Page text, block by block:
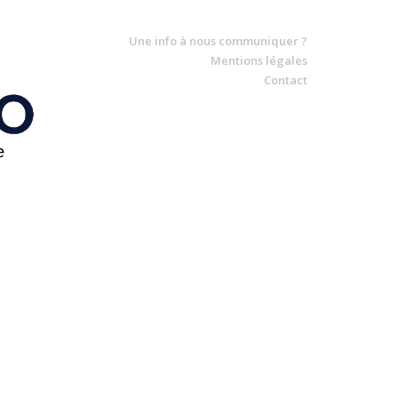
Une info à nous communiquer ?
Mentions légales
Contact